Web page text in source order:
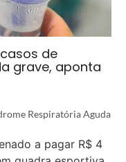
de
grave, aponta
Respiratória Aguda